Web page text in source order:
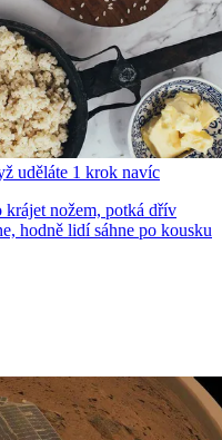
uděláte 1 krok navíc
krájet nožem, potká dřív
hodně lidí sáhne po kousku